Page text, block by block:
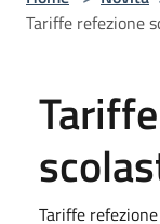
Tariffe refezione
Tariffe